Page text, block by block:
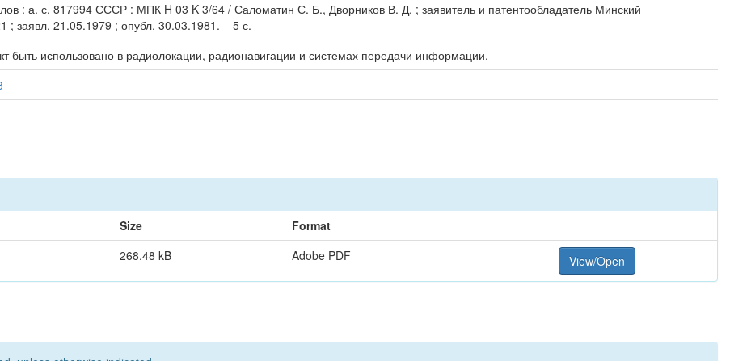
: а. с. 817994 СССР : МПК H 03 K 3/64 / Саломатин С. Б., Дворников В. Д. ; заявитель и патентообладатель Минский
; заявл. 21.05.1979 ; опубл. 30.03.1981. – 5 с.
быть использовано в радиолокации, радионавигации и системах передачи информации.
Size
Format
268.48 kB Adobe PDF View/Open